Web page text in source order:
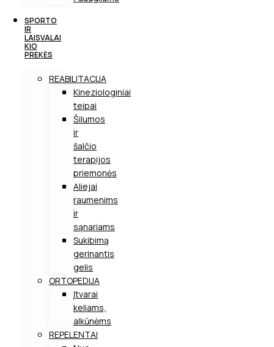
SPORTO
IR
LAISVALAI
KIO
PREKĖS
REABILITACIJA
Kineziologiniai
teipai
Šilumos
ir
šalčio
terapijos
priemonės
Aliejai
raumenims
ir
sąnariams
Sukibimą
gerinantis
gelis
ORTOPEDIJA
Įtvarai
keliams,
alkūnėms
REPELENTAI